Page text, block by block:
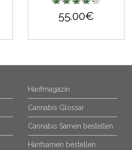
55.00€
Hanfmagazin
Cannabis Glossar
Cannabis Samen bestellen
Hanfsamen bestellen